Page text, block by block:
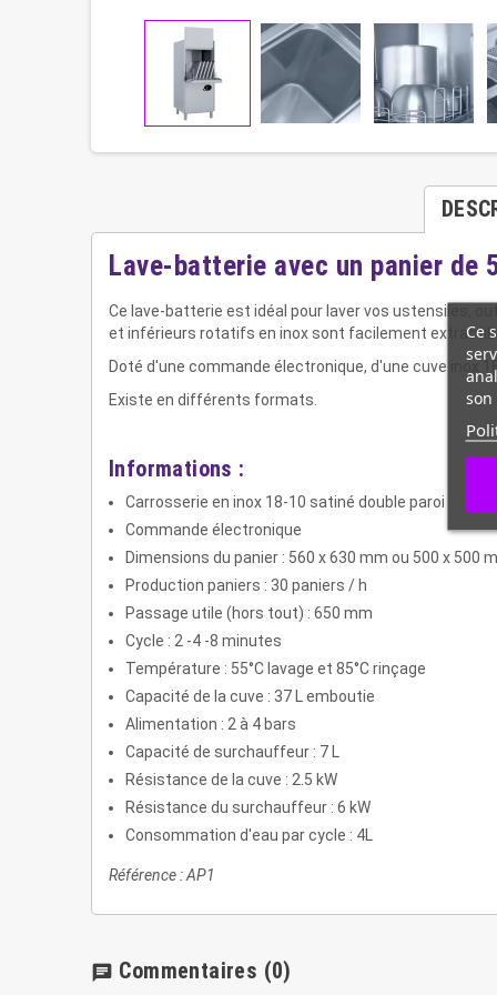
Lave-batterie avec un panier de
Ce lave-batterie est idéal pour laver vos ustensiles,
et inférieurs rotatifs en inox sont facilement
Doté d'une commande électronique, d'une cuve inox
Existe en différents formats.
Informations :
Carrosserie en inox 18-10 satiné double paroi
Commande électronique
Dimensions du panier : 560 x 630 mm ou 500 x 500
Production paniers : 30 paniers / h
Passage utile (hors tout) : 650 mm
Cycle : 2 -4 -8 minutes
Température : 55°C lavage et 85°C rinçage
Capacité de la cuve : 37 L emboutie
Alimentation : 2 à 4 bars
Capacité de surchauffeur : 7 L
Résistance de la cuve : 2.5 kW
Résistance du surchauffeur : 6 kW
Consommation d'eau par cycle : 4L
Référence : AP1
chat Commentaires (0)
Ce
son